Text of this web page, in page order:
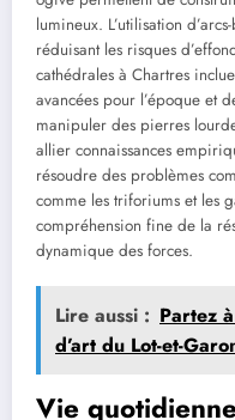
lumineux. L’utilisation
réduisant les risques
cathédrales à Chartres
avancées pour l’époque et
manipuler des pierres
allier connaissances
résoudre des problèmes
comme les triforiums et les
compréhension fine de la
dynamique des forces.
Lire aussi : Partez
d’art du Lot-et-
Vie